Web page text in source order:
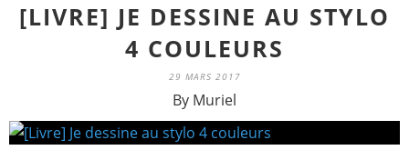
[LIVRE] JE DESSINE AU STYLO
4 COULEURS
29 MARS 2017
By Muriel